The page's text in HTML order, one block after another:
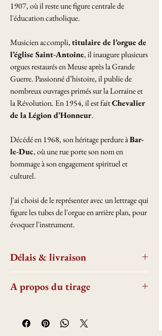
1907, où il reste une figure centrale de
l'éducation catholique.
Musicien accompli,titulaire de l’orgue de
l’église Saint-Antoine, il inaugure plusieurs
orgues restaurés en Meuse après la Grande
Guerre. Passionné d’histoire, il publie de
nombreux ouvrages primés sur la Lorraine et
la Révolution. En 1954, il est faitChevalier
de la Légion d’Honneur.
Décédé en 1968, son héritage perdure àBar-
le-Duc, où une rue porte son nom en
hommage à son engagement spirituel et
culturel.
J'ai choisi de le représenter avec un lettrage qui
figure les tubes de l'orgue en arrière plan, pour
évoquer l'instrument.
Délais & livraison
semaine, avec un envoi le plus souvent le
15 jours.
A propos du tirage
directement dans mon atelier, avec des encres